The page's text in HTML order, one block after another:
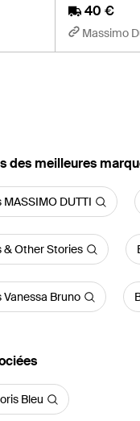
40 €
Massimo
des meilleures
MASSIMO DUTTI
& Other Stories
Vanessa Bruno
Bleu